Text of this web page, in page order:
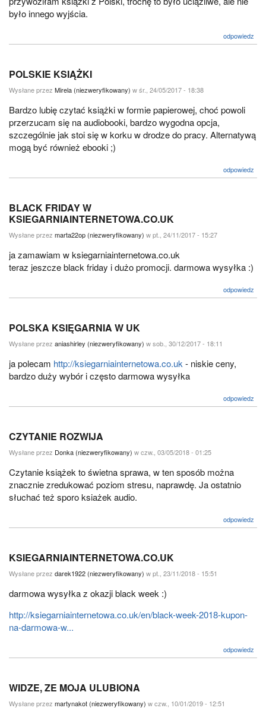
było innego wyjścia.
odpowiedz
POLSKIE KSIĄŻKI
Wysłane przez Mirela (niezweryfikowany) w śr., 24/05/2017 - 18:38
Bardzo lubię czytać książki w formie papierowej, choć powoli
przerzucam się na audiobooki, bardzo wygodna opcja,
szczególnie jak stoi się w korku w drodze do pracy. Alternatywą
mogą być również ebooki ;)
odpowiedz
BLACK FRIDAY W
KSIEGARNIAINTERNETOWA.CO.UK
Wysłane przez marta22op (niezweryfikowany) w pt., 24/11/2017 - 15:27
ja zamawiam w ksiegarniainternetowa.co.uk
teraz jeszcze black friday i dużo promocji. darmowa wysyłka :)
odpowiedz
POLSKA KSIĘGARNIA W UK
Wysłane przez aniashirley (niezweryfikowany) w sob., 30/12/2017 - 18:11
ja polecam http://ksiegarniainternetowa.co.uk - niskie ceny,
bardzo duży wybór i często darmowa wysyłka
odpowiedz
CZYTANIE ROZWIJA
Wysłane przez Donka (niezweryfikowany) w czw., 03/05/2018 - 01:25
Czytanie książek to świetna sprawa, w ten sposób można
znacznie zredukować poziom stresu, naprawdę. Ja ostatnio
słuchać też sporo ksiażek audio.
odpowiedz
KSIEGARNIAINTERNETOWA.CO.UK
Wysłane przez darek1922 (niezweryfikowany) w pt., 23/11/2018 - 15:51
darmowa wysyłka z okazji black week :)
http://ksiegarniainternetowa.co.uk/en/black-week-2018-kupon-
na-darmowa-w...
odpowiedz
WIDZE, ZE MOJA ULUBIONA
Wysłane przez martynakot (niezweryfikowany) w czw., 10/01/2019 - 12:51